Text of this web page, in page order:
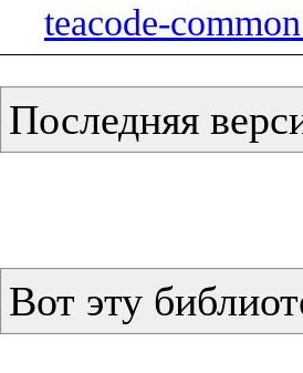
teacode-
Последняя
Вот эту